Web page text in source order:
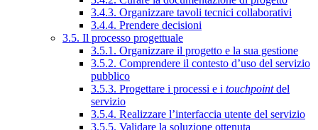
3.4.3. Organizzare tavoli tecnici collaborativi
3.4.4. Prendere decisioni
3.5. Il processo progettuale
3.5.1. Organizzare il progetto e la sua gestione
3.5.2. Comprendere il contesto d’uso del servizio
pubblico
3.5.3. Progettare i processi e i touchpointdel
servizio
3.5.4. Realizzare l’interfaccia utente del servizio
3.5.5. Validare la soluzione ottenuta